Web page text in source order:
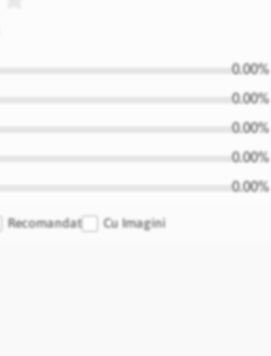
Recomandat Cu Imagini